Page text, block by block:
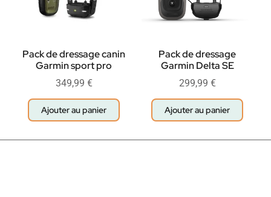
Pack de dressage canin
Garmin sport pro
349,99 €
Ajouter au panier
Pack de dressage
Garmin Delta SE
299,99 €
Ajouter au panier